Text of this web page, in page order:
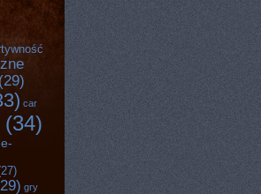
(29)
car
(34)
e-
gry